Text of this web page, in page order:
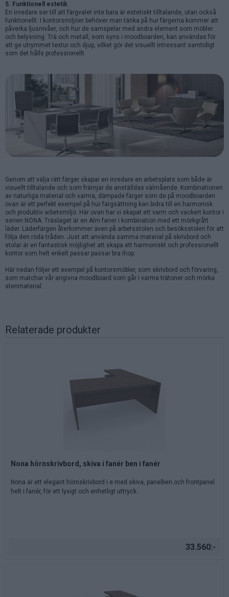
5. Funktionell estetik
En inredare ser till att färgvalet inte bara är estetiskt tilltalande, utan också
funktionellt. I kontorsmiljöer behöver man tänka på hur färgerna kommer att
påverka ljusnivåer, och hur de samspelar med andra element som möbler
och belysning. Trä och metall, som syns i moodboarden, kan användas för
att ge utrymmet textur och djup, vilket gör det visuellt intressant samtidigt
som det hålls professionellt.
Genom att välja rätt färger skapar en inredare en arbetsplats som både är
visuellt tilltalande och som främjar de anställdas välmående. Kombinationen
av naturliga material och varma, dämpade färger som de på moodboarden
ovan är ett perfekt exempel på hur färgsättning kan bidra till en harmonisk
och produktiv arbetsmiljö. Här ovan har vi skapat ett varm och vackert kontor i
serien NONA. Träslaget är en Alm faner i kombination med ett mörkgrått
läder. Läderfärgen återkommer även på arbetsstolen och besöksstolen för att
följa den röda tråden. Just att använda samma material på skrivbord och
stolar är en fantastisk möjlighet att skapa ett harmoniskt och professionellt
kontor som helt enkelt passar passar bra ihop.
Här nedan följer ett exempel på kontorsmöbler, som skrivbord och förvaring,
som matchar vår angivna moodboard som går i varma trätoner och mörka
stenmaterial.
Relaterade produkter
Nona hörnskrivbord, skiva i fanér ben i fanér
Nona är ett elegant hörnskrivbord i e med skiva, panelben och frontpanel
helt i fanér, för ett lyxigt och enhetligt uttryck.
33.560:-